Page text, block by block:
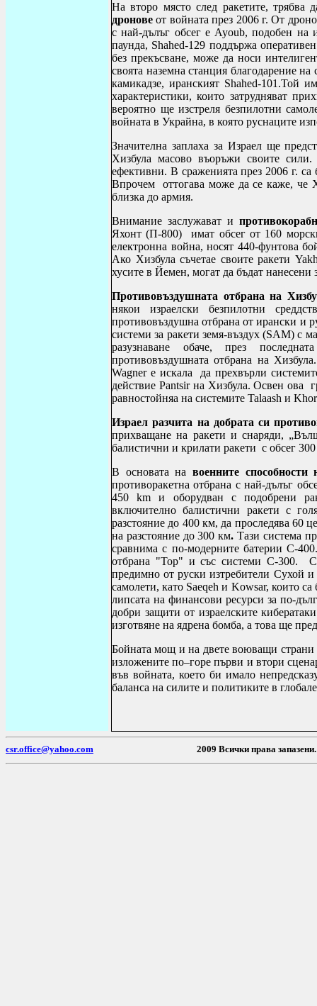
На второ място след ракетите,
дронове от войната през 2006 г. От
с най-дълъг обсег еAyoub, подобен на
паунда, Shahed-129 поддържа
без прекъсване, може да носи
своята наземна станция благодарение
камикадзе, иранският Shahed-101.Той
характеристики, които затрудняват
вероятно ще изстреля безпилотни
войната в Украйна, в която руснаците
Значителна заплаха за Израел ще
Хизбула масово въоръжи своите сили.
ефективни. В сраженията през 2006 г.
Впрочем
оттогава може да се каже, че
близка до армия.
Внимание заслужават и
Яхонт (П-800)
имат обсег от 160
електронна война, носят 440-фунтова
Ако Хизбула съчетае своите ракети
хусите в Йемен, могат да бъдат
Противовъздушната отбрана на
някои израелски безпилотни
противовъздушна отбрана от ирански и
системи за ракети земя-въздух (SAM) с
разузнаване обаче, през
противовъздушната отбрана на
Wagnerе искала
да прехвърли
действие Pantsirна Хизбула. Освен ова
равностойняа на системите Talaash и
Израел разчита на добрата си
прихващане на ракети и снаряди,
балистични и крилати ракети с обсег
В основата на военните
противоракетна отбрана с най-дълъг
450 km и оборудван с подобрени
включително балистични ракети с
разстояние до 400 км, да проследява 60
на разстояние до 300 км.Тази система
сравнима с по-модерните батерии С-
отбрана "Тор" и със системи С-300.
предимно от руски изтребители Сухой
самолети, като Saeqeh и Kowsar, които
липсата на финансови ресурси за по-
добри защити от израелските
изготвяне на ядрена бомба, а това ще
Бойната мощ и на двете воюващи страни
изложените по–горе първи и втори
във войната, което би имало
баланса на силите и политиките в
csr.office@yahoo.com 2009 Всички